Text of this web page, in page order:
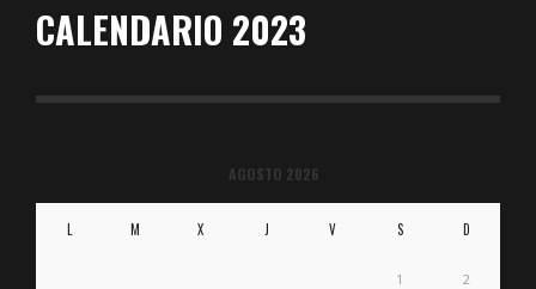
CALENDARIO 2023
AGOSTO 2026
L M X J V S D
1 2